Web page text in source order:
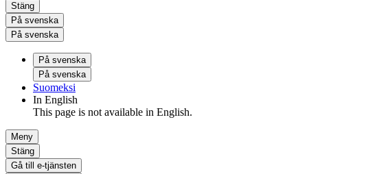
Stäng
På svenska
På svenska
På svenska
På svenska
Suomeksi
In English
This page is not available in English.
Meny
Stäng
Gå till e-tjänsten